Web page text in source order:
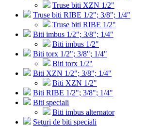
Truse biti XZN 1/2"
Truse biti RIBE 1/2"; 3/8"; 1/4"
Truse biti RIBE 1/2"
Biti imbus 1/2"; 3/8"; 1/4"
Biti imbus 1/2"
Biti torx 1/2"; 3/8"; 1/4"
Biti torx 1/2"
Biti XZN 1/2"; 3/8"; 1/4"
Biti XZN 1/2"
Biti RIBE 1/2"; 3/8"; 1/4"
Biti speciali
Biti imbus alternator
Seturi de biti speciali